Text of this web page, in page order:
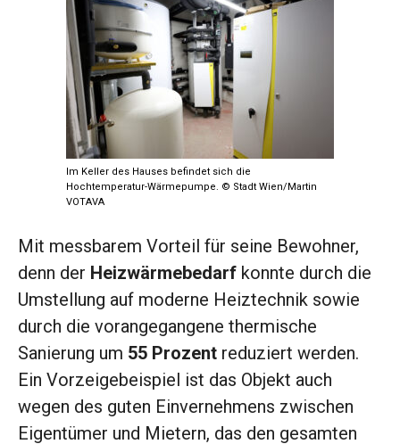
Im Keller des Hauses befindet sich die
Hochtemperatur-Wärmepumpe. © Stadt Wien/Martin
VOTAVA
Mit messbarem Vorteil für seine Bewohner,
denn der Heizwärmebedarf konnte durch die
Umstellung auf moderne Heiztechnik sowie
durch die vorangegangene thermische
Sanierung um 55 Prozent reduziert werden.
Ein Vorzeigebeispiel ist das Objekt auch
wegen des guten Einvernehmens zwischen
Eigentümer und Mietern, das den gesamten